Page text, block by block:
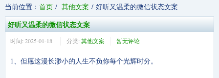
当前位置： 首页 其他文案 好听又温柔的微信状态文案
好听又温柔的微信状态文案
时间: 2025-01-18 分类: 其他文案 暂无评论
1、但愿这漫长渺小的人生不负你每个光辉时分。